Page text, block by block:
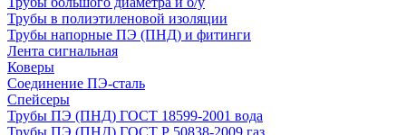
Трубы в полиэтиленовой изоляции
Трубы напорные ПЭ (ПНД) и фитинги
Лента сигнальная
Коверы
Соединение ПЭ-сталь
Спейсеры
Трубы ПЭ (ПНД) ГОСТ 18599-2001 вода
Трубы ПЭ (ПНД) ГОСТ Р 50838-2009 газ